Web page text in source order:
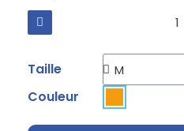
Taille
Couleur